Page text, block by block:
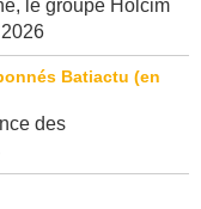
le groupe Holcim
des